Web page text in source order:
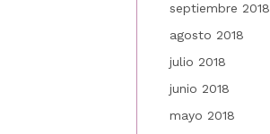
septiembre 2018
agosto 2018
julio 2018
junio 2018
mayo 2018